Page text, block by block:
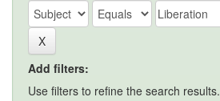
Add filters:
Use filters to refine the search results.